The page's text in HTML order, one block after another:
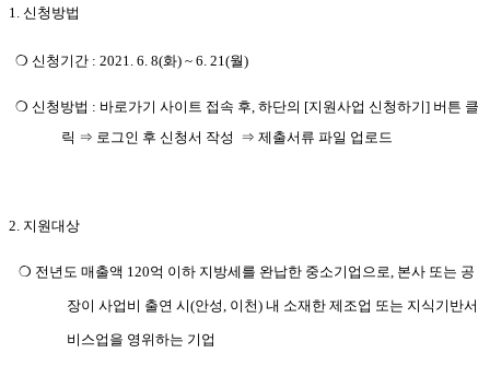
1. 신청방법
❍ 신청기간 : 2021. 6. 8(화) ~ 6. 21(월)
❍ 신청방법 : 바로가기 사이트 접속 후, 하단의 [지원사업 신청하기] 버튼 클
릭 ⇒ 로그인 후 신청서 작성 ⇒ 제출서류 파일 업로드
2. 지원대상
❍ 전년도 매출액 120억 이하 지방세를 완납한 중소기업으로, 본사 또는 공
장이 사업비 출연 시(안성, 이천) 내 소재한 제조업 또는 지식기반서
비스업을 영위하는 기업